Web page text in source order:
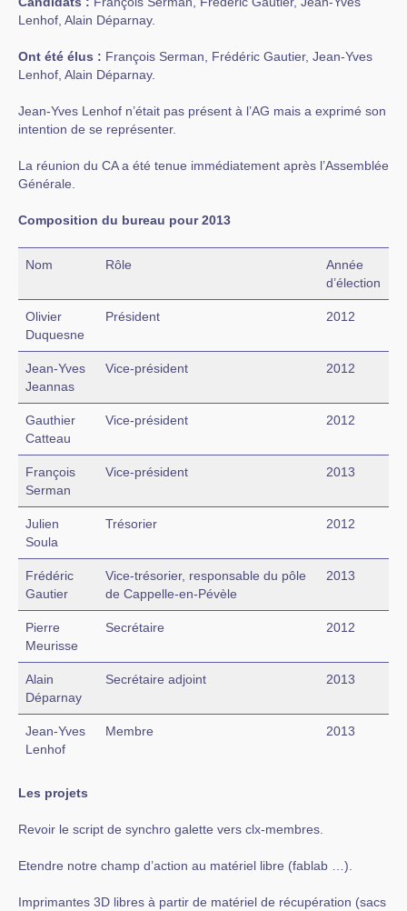
Lenhof, Alain Déparnay.
Ont été élus : François Serman, Frédéric Gautier, Jean-Yves
Lenhof, Alain Déparnay.
Jean-Yves Lenhof n’était pas présent à l’AG mais a exprimé son
intention de se représenter.
La réunion du CA a été tenue immédiatement après l’Assemblée
Générale.
Composition du bureau pour 2013
Nom Rôle
Année
d’élection
Olivier
Duquesne
Président 2012
Jean-Yves
Jeannas
Vice-président 2012
Gauthier
Catteau
Vice-président 2012
François
Serman
Vice-président 2013
Julien
Soula
Trésorier 2012
Frédéric
Gautier
Vice-trésorier, responsable du pôle
de Cappelle-en-Pévèle
2013
Pierre
Meurisse
Secrétaire 2012
Alain
Déparnay
Secrétaire adjoint 2013
Jean-Yves
Lenhof
Membre 2013
Les projets
Revoir le script de synchro galette vers clx-membres.
Etendre notre champ d’action au matériel libre (fablab …).
Imprimantes 3D libres à partir de matériel de récupération (sacs